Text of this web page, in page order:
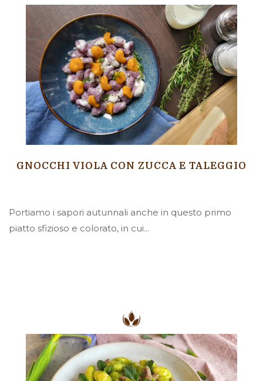
GNOCCHI VIOLA CON ZUCCA E TALEGGIO
Portiamo i sapori autunnali anche in questo primo
piatto sfizioso e colorato, in cui...